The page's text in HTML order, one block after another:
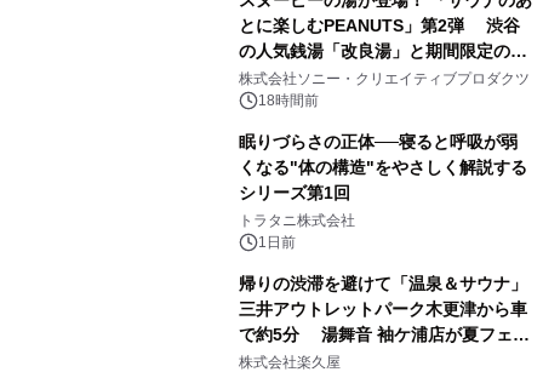
とに楽しむPEANUTS」第2弾 渋谷
の人気銭湯「改良湯」と期間限定のコ
ラボレーション サウナイキタイコラ
ボグッズも発売決定！
株式会社ソニー・クリエイティブプロダクツ
18時間前
眠りづらさの正体──寝ると呼吸が弱
くなる"体の構造"をやさしく解説する
シリーズ第1回
トラタニ株式会社
1日前
帰りの渋滞を避けて「温泉＆サウナ」
三井アウトレットパーク木更津から車
で約5分 湯舞音 袖ケ浦店が夏フェア
メニューを提供
株式会社楽久屋